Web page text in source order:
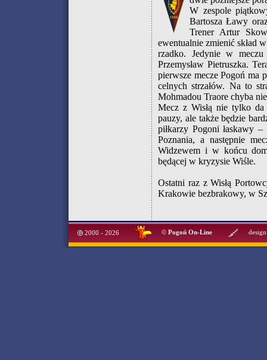
W zespole
Bartosza Ławy
Trener Artur
ewentualnie zmienić skład
rzadko. Jedynie w
Przemysław Pietruszka.
pierwsze mecze Pogoń ma
celnych strzałów. Na to
Mohmadou Traore chyba
Mecz z Wisłą nie tylko
pauzy, ale także będzie
piłkarzy Pogoni łaskawy
Poznania, a następnie
Widzewem i w końcu
będącej w kryzysie Wiśle.
Ostatni raz z Wisłą
Krakowie bezbrakowy, w
2000 - 2026 © Pogoń On-Line